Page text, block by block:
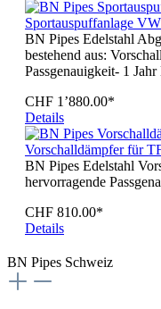
Sportauspuffanlage
BN Pipes Edelstahl
bestehend aus:
Passgenauigkeit- 1
CHF 1’880.00*
Details
Vorschalldämpfer für
BN Pipes Edelstahl
hervorragende
CHF 810.00*
Details
BN Pipes Schweiz